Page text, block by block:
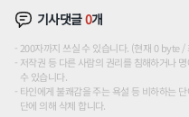
기사댓글0개
200자까지 쓰실 수 있습니다. (현재 0 byte
저작권 등 다른 사람의 권리를 침해하거나
수 있습니다.
타인에게 불쾌감을 주는 욕설 등 비하하는
단에 의해 삭제 합니다.